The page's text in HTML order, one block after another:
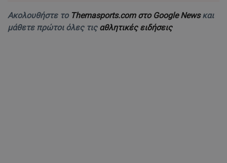
Ακολουθήστε το Themasports.com στο Google Newsκαι
μάθετε πρώτοι όλες τις αθλητικές ειδήσεις